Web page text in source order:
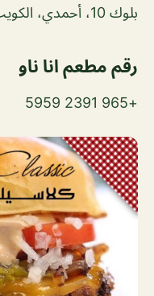
بلوك 10، أحمدي، الكويت
رقم مطعم انا ناو
+965 2391 5959